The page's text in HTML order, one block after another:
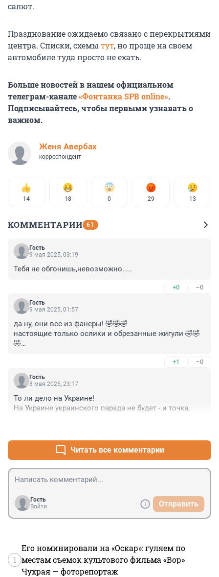
салют.
Празднование ожидаемо связано с перекрытиями
центра. Списки, схемы тут, но проще на своем
автомобиле туда просто не ехать.
Больше новостей в нашем официальном
телеграм-канале«Фонтанка SPB online».
Подписывайтесь, чтобы первыми узнавать о
важном.
Женя Авербах
корреспондент
14 18 0 29 13
КОММЕНТАРИИ 61
Гость
9 мая 2025, 03:19
Тебя не обгонишь,невозможно.....
+0 –0
Гость
9 мая 2025, 01:57
да ну, они все из фанеры! 🤣🤣🤣
настоящие только ослики и обрезанные жигули 🤣🤣
🤣
+1 –0
Гость
8 мая 2025, 23:17
То ли дело на Украине!
На Украине украинского парада не будет - и точка.
Читать все комментарии
Гость
Войти
Отправить
1
Его номинировали на «Оскар»: гуляем по
местам съемок культового фильма «Вор»
Чухрая — фоторепортаж